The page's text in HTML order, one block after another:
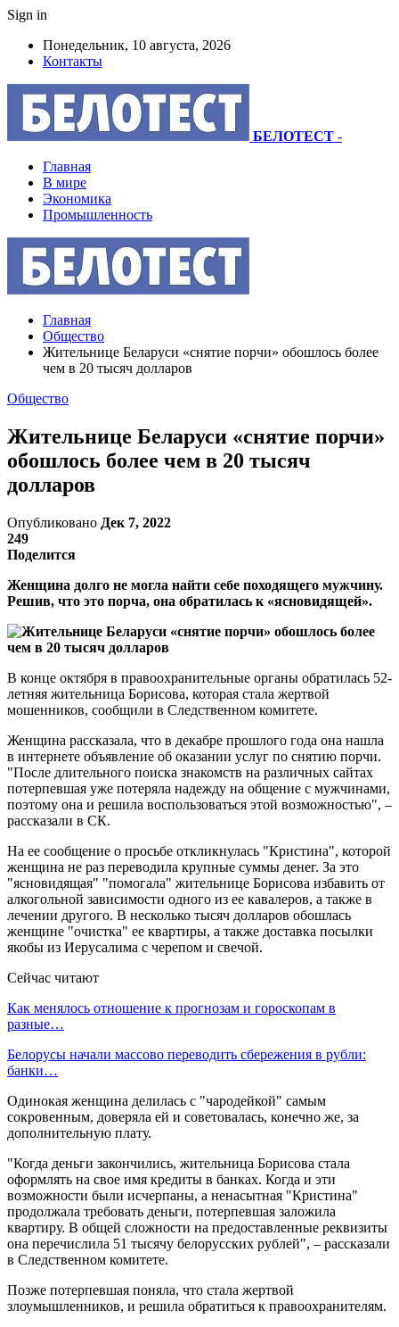
Sign in
Понедельник, 10 августа, 2026
Контакты
БЕЛОТЕСТ -
Главная
В мире
Экономика
Промышленность
Главная
Общество
Жительнице Беларуси «снятие порчи» обошлось более
чем в 20 тысяч долларов
Общество
Жительнице Беларуси «снятие порчи»
обошлось более чем в 20 тысяч
долларов
Опубликовано Дек 7, 2022
249
Поделится
Женщина долго не могла найти себе походящего мужчину.
Решив, что это порча, она обратилась к «ясновидящей».
В конце октября в правоохранительные органы обратилась 52-
летняя жительница Борисова, которая стала жертвой
мошенников, сообщили в Следственном комитете.
Женщина рассказала, что в декабре прошлого года она нашла
в интернете объявление об оказании услуг по снятию порчи.
"После длительного поиска знакомств на различных сайтах
потерпевшая уже потеряла надежду на общение с мужчинами,
поэтому она и решила воспользоваться этой возможностью", –
рассказали в СК.
На ее сообщение о просьбе откликнулась "Кристина", которой
женщина не раз переводила крупные суммы денег. За это
"ясновидящая" "помогала" жительнице Борисова избавить от
алкогольной зависимости одного из ее кавалеров, а также в
лечении другого. В несколько тысяч долларов обошлась
женщине "очистка" ее квартиры, а также доставка посылки
якобы из Иерусалима с черепом и свечой.
Сейчас читают
Как менялось отношение к прогнозам и гороскопам в
разные…
Белорусы начали массово переводить сбережения в рубли:
банки…
Одинокая женщина делилась с "чародейкой" самым
сокровенным, доверяла ей и советовалась, конечно же, за
дополнительную плату.
"Когда деньги закончились, жительница Борисова стала
оформлять на свое имя кредиты в банках. Когда и эти
возможности были исчерпаны, а ненасытная "Кристина"
продолжала требовать деньги, потерпевшая заложила
квартиру. В общей сложности на предоставленные реквизиты
она перечислила 51 тысячу белорусских рублей", – рассказали
в Следственном комитете.
Позже потерпевшая поняла, что стала жертвой
злоумышленников, и решила обратиться к правоохранителям.